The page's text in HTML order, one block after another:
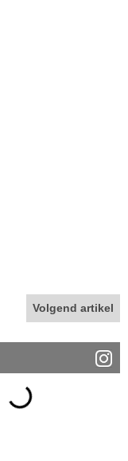
Volgend artikel